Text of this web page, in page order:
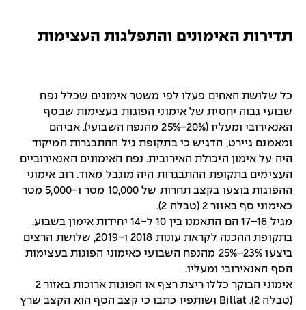
תדירות האימונים והתפלגות העצימות
כל שלושת האחים פעלו לפי משטר אימונים שכלל נפח
שבועי גבוה יחסית של אימוני הפוגות בעצימות שבסף
האנאירובי ומעליו (20%–25% מהנפח השבועי). אביהם
ומאמנם גיירט, הדגיש כי בתקופת גיל ההתבגרות המיקוד
היה על אימון היכולת האירובית. נפח האימונים האנאירוביים
העצימים בתקופת ההתבגרות היה מוגבל מאוד. רוב אימוני
ההפוגות בוצעו בקצב תחרות של 10,000 מטר ו-5,000 מטר
כאימוני סף באזור 2 (טבלה 2).
מגיל 16–17 הם התאמנו בין 10 ל-14 יחידות אימון בשבוע.
בתקופת ההכנה לקראת עונות 2018 ו-2019, שלושת הרצים
ביצעו 23%–25% מהנפח השבועי כאימוני הפוגות בעצימות
הסף האנאירובי ומעליו.
אימוני הבוקר כללו ריצת רצף או הפוגות ארוכות באזור 2
(טבלה 2). Billat ושותפיו כתבו כי קצב הסף הוא הקצב שרץ